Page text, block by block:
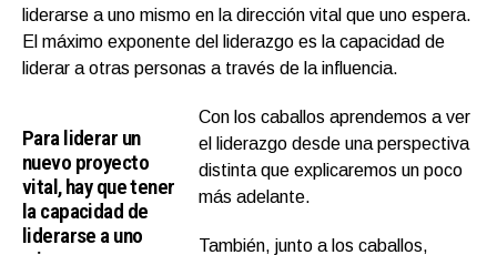
liderarse a uno mismo en la dirección vital que uno espera.
El máximo exponente del liderazgo es la capacidad de
liderar a otras personas a través de la influencia.
Para liderar un
nuevo proyecto
vital, hay que tener
la capacidad de
liderarse a uno
Con los caballos aprendemos a ver
el liderazgo desde una perspectiva
distinta que explicaremos un poco
más adelante.
También, junto a los caballos,